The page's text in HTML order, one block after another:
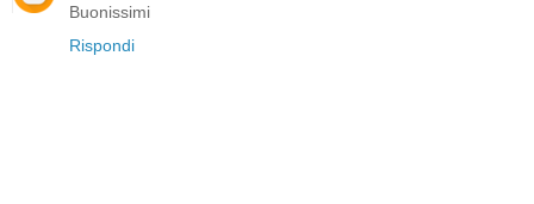
Buonissimi
Rispondi